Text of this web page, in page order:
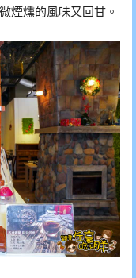
煙燻的風味又回甘。